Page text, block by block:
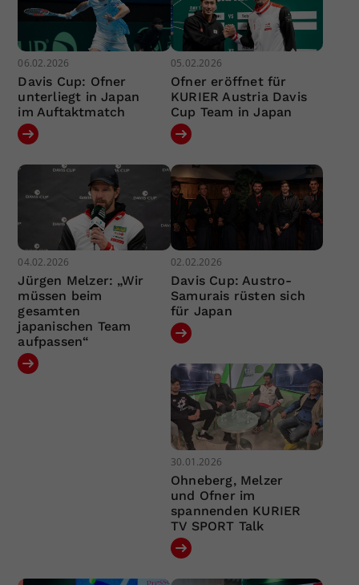
06.02.2026
Davis Cup: Ofner
unterliegt in Japan
im Auftaktmatch
05.02.2026
Ofner eröffnet für
KURIER Austria Davis
Cup Team in Japan
04.02.2026
Jürgen Melzer: „Wir
müssen beim
gesamten
japanischen Team
aufpassen“
02.02.2026
Davis Cup: Austro-
Samurais rüsten sich
für Japan
30.01.2026
Ohneberg, Melzer
und Ofner im
spannenden KURIER
TV SPORT Talk